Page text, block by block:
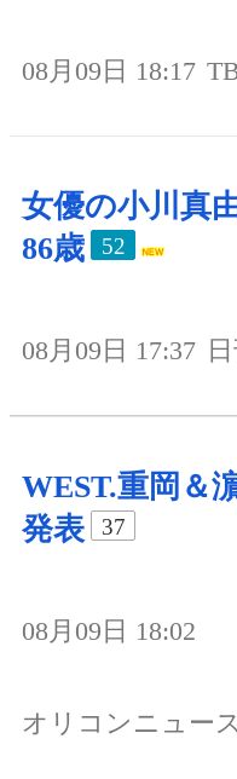
08月09日 18:17
女優の小川真
86歳
52
08月09日 17:37
WEST.重岡＆
発表
37
08月09日 18:02
オリコンニュース